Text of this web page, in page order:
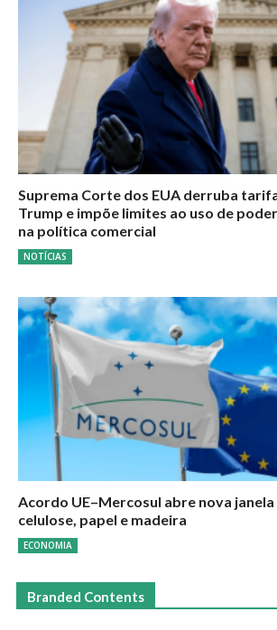
Suprema Corte dos EUA derruba
Trump e impõe limites ao uso de
na política comercial
NOTÍCIAS
Acordo UE–Mercosul abre nova
celulose, papel e madeira
ECONOMIA
Branded Contents